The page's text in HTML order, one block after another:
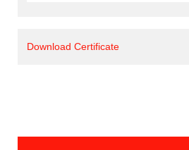
Download Certificate